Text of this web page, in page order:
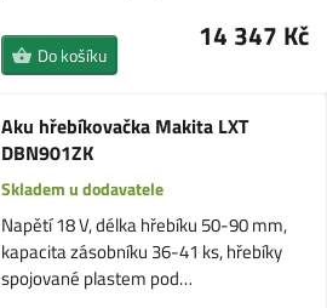
14 347 Kč
Do košíku
Aku hřebíkovačka Makita LXT
DBN901ZK
Skladem u dodavatele
Napětí 18 V, délka hřebíku 50-90 mm,
kapacita zásobníku 36-41 ks, hřebíky
spojované plastem pod…